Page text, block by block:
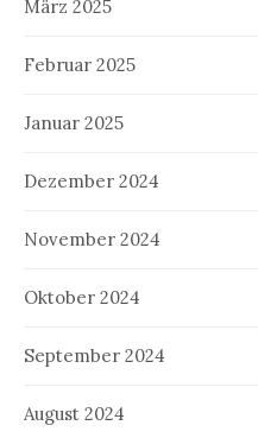
März 2025
Februar 2025
Januar 2025
Dezember 2024
November 2024
Oktober 2024
September 2024
August 2024